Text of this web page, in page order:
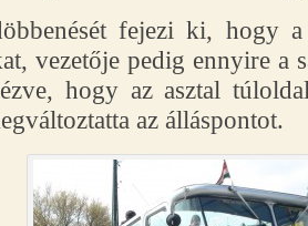
fejezi ki, hogy
vezetője pedig ennyire a
hogy az asztal
az álláspontot.